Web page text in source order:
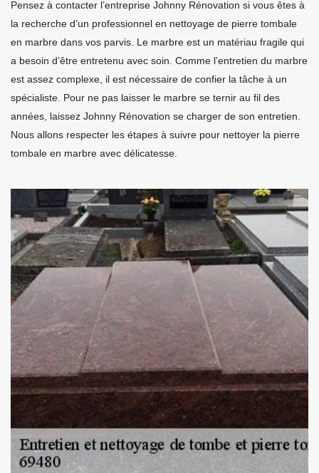
Pensez à contacter l’entreprise Johnny Rénovation si vous êtes à
la recherche d’un professionnel en nettoyage de pierre tombale
en marbre dans vos parvis. Le marbre est un matériau fragile qui
a besoin d’être entretenu avec soin. Comme l’entretien du marbre
est assez complexe, il est nécessaire de confier la tâche à un
spécialiste. Pour ne pas laisser le marbre se ternir au fil des
années, laissez Johnny Rénovation se charger de son entretien.
Nous allons respecter les étapes à suivre pour nettoyer la pierre
tombale en marbre avec délicatesse.